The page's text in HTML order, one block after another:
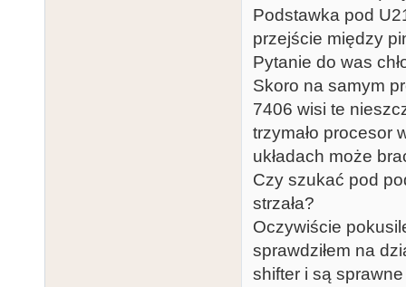
Podstawka pod
przejście między
Pytanie do was
Skoro na samym
7406 wisi te
trzymało procesor
układach może
Czy szukać pod
strzała?
Oczywiście
sprawdziłem na
shifter i są